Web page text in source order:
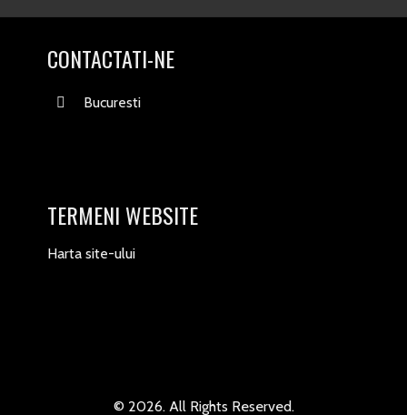
CONTACTATI-NE
Bucuresti
TERMENI WEBSITE
Harta site-ului
© 2026. All Rights Reserved.